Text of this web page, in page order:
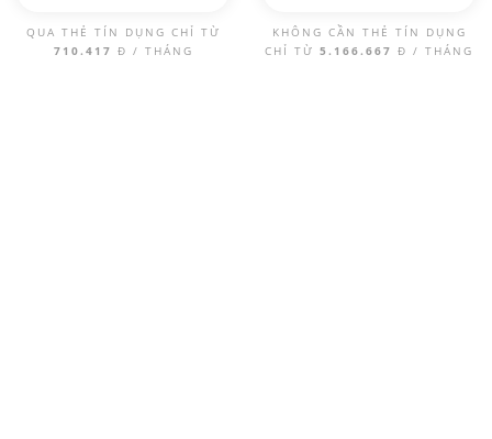
QUA THẺ TÍN DỤNG CHỈ TỪ
710.417 Đ / THÁNG
KHÔNG CẦN THẺ TÍN DỤNG
CHỈ TỪ 5.166.667 Đ / THÁNG